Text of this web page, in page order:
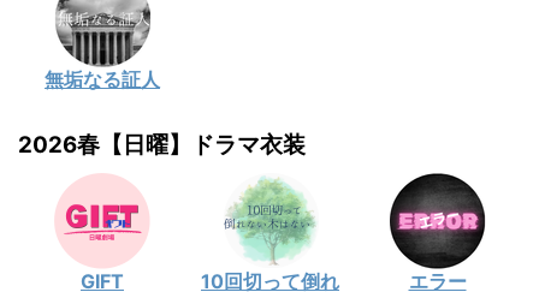
無垢なる証人
2026春【日曜】ドラマ衣装
GIFT
10回切って倒れ
エラー